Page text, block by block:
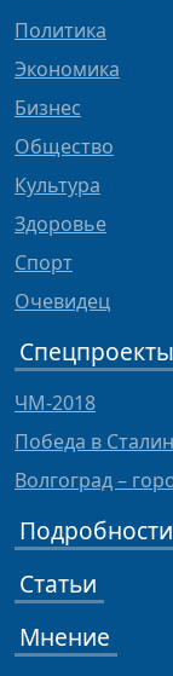
Политика
Экономика
Бизнес
Общество
Культура
Здоровье
Спорт
Очевидец
Спецпроекты
ЧМ-2018
Победа в
Волгоград –
Подробности
Статьи
Мнение